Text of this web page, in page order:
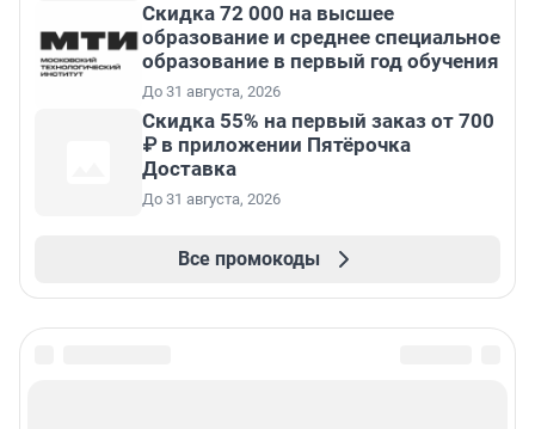
Скидка 72 000 на высшее
образование и среднее специальное
образование в первый год обучения
До 31 августа, 2026
Скидка 55% на первый заказ от 700
₽ в приложении Пятёрочка
Доставка
До 31 августа, 2026
Все промокоды